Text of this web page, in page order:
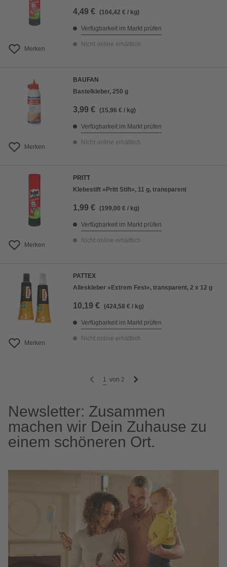
Merken
4,49 € (104,42 € / kg)
Verfügbarkeit im Markt prüfen
Nicht online erhältlich
Merken
BAUFAN
Bastelkleber, 250 g
3,99 € (15,96 € / kg)
Verfügbarkeit im Markt prüfen
Nicht online erhältlich
Merken
PRITT
Klebestift »Pritt Stift«, 11 g, transparent
1,99 € (199,00 € / kg)
Verfügbarkeit im Markt prüfen
Nicht online erhältlich
Merken
PATTEX
Alleskleber »Extrem Fest«, transparent, 2 x 12 g
10,19 € (424,58 € / kg)
Verfügbarkeit im Markt prüfen
Nicht online erhältlich
1 von 2
Newsletter: Zusammen
machen wir Dein Zuhause zu
einem schöneren Ort.